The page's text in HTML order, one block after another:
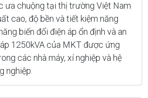
ưa chuộng tại thị trường Việt Nam
cao, độ bền và tiết kiệm năng
biến đổi điện áp ổn định và an
1250kVA của MKT được ứng
các nhà máy, xí nghiệp và hệ
nghiệp.